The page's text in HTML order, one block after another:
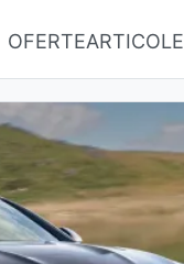
OFERTEARTICOLE